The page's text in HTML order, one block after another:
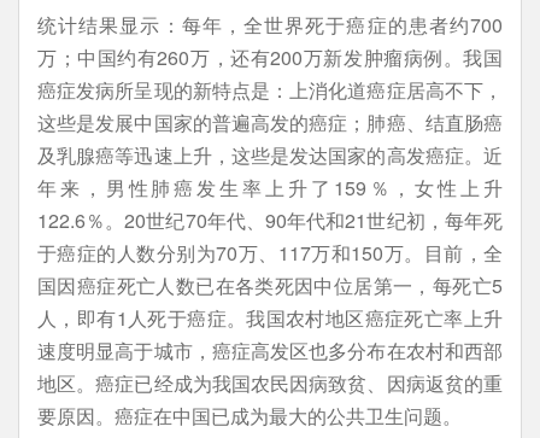
统计结果显示：每年，全世界死于癌症的患者约700
万；中国约有260万，还有200万新发肿瘤病例。我国
癌症发病所呈现的新特点是：上消化道癌症居高不下，
这些是发展中国家的普遍高发的癌症；肺癌、结直肠癌
及乳腺癌等迅速上升，这些是发达国家的高发癌症。近
年来，男性肺癌发生率上升了159％，女性上升
122.6％。20世纪70年代、90年代和21世纪初，每年死
于癌症的人数分别为70万、117万和150万。目前，全
国因癌症死亡人数已在各类死因中位居第一，每死亡5
人，即有1人死于癌症。我国农村地区癌症死亡率上升
速度明显高于城市，癌症高发区也多分布在农村和西部
地区。癌症已经成为我国农民因病致贫、因病返贫的重
要原因。癌症在中国已成为最大的公共卫生问题。